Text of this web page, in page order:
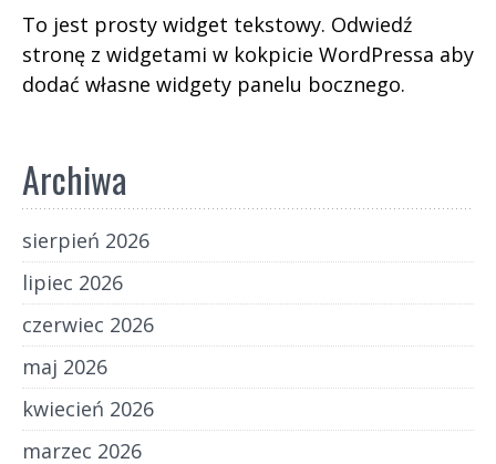
To jest prosty widget tekstowy. Odwiedź
stronę z widgetami w kokpicie WordPressa aby
dodać własne widgety panelu bocznego.
Archiwa
sierpień 2026
lipiec 2026
czerwiec 2026
maj 2026
kwiecień 2026
marzec 2026